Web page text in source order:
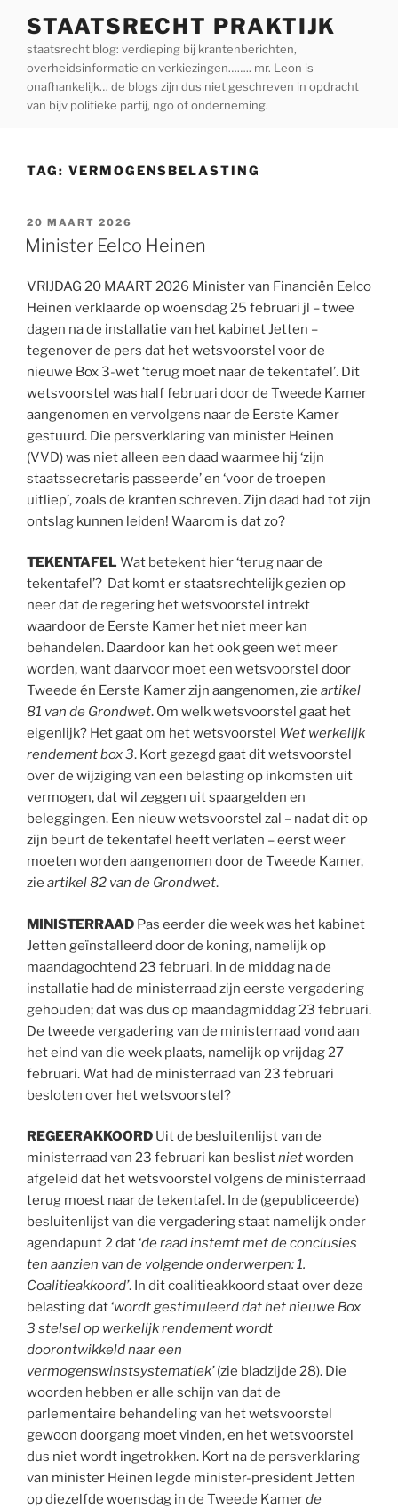
inhoud
STAATSRECHT PRAKTIJK
staatsrecht blog: verdieping bij krantenberichten,
overheidsinformatie en verkiezingen…….. mr. Leon is
onafhankelijk… de blogs zijn dus niet geschreven in opdracht
van bijv politieke partij, ngo of onderneming.
TAG: VERMOGENSBELASTING
GEPLAATST
OP
20 MAART 2026
Minister Eelco Heinen
VRIJDAG 20 MAART 2026 Minister van Financiën Eelco
Heinen verklaarde op woensdag 25 februari jl – twee
dagen na de installatie van het kabinet Jetten –
tegenover de pers dat het wetsvoorstel voor de
nieuwe Box 3-wet ‘terug moet naar de tekentafel’. Dit
wetsvoorstel was half februari door de Tweede Kamer
aangenomen en vervolgens naar de Eerste Kamer
gestuurd. Die persverklaring van minister Heinen
(VVD) was niet alleen een daad waarmee hij ‘zijn
staatssecretaris passeerde’ en ‘voor de troepen
uitliep’, zoals de kranten schreven. Zijn daad had tot zijn
ontslag kunnen leiden! Waarom is dat zo?
TEKENTAFEL Wat betekent hier ‘terug naar de
tekentafel’? Dat komt er staatsrechtelijk gezien op
neer dat de regering het wetsvoorstel intrekt
waardoor de Eerste Kamer het niet meer kan
behandelen. Daardoor kan het ook geen wet meer
worden, want daarvoor moet een wetsvoorstel door
Tweede én Eerste Kamer zijn aangenomen, zie artikel
81 van de Grondwet. Om welk wetsvoorstel gaat het
eigenlijk? Het gaat om het wetsvoorstel Wet werkelijk
rendement box 3. Kort gezegd gaat dit wetsvoorstel
over de wijziging van een belasting op inkomsten uit
vermogen, dat wil zeggen uit spaargelden en
beleggingen. Een nieuw wetsvoorstel zal – nadat dit op
zijn beurt de tekentafel heeft verlaten – eerst weer
moeten worden aangenomen door de Tweede Kamer,
zie artikel 82 van de Grondwet.
MINISTERRAAD Pas eerder die week was het kabinet
Jetten geïnstalleerd door de koning, namelijk op
maandagochtend 23 februari. In de middag na de
installatie had de ministerraad zijn eerste vergadering
gehouden; dat was dus op maandagmiddag 23 februari.
De tweede vergadering van de ministerraad vond aan
het eind van die week plaats, namelijk op vrijdag 27
februari. Wat had de ministerraad van 23 februari
besloten over het wetsvoorstel?
REGEERAKKOORD Uit de besluitenlijst van de
ministerraad van 23 februari kan beslistnietworden
afgeleid dat het wetsvoorstel volgens de ministerraad
terug moest naar de tekentafel. In de (gepubliceerde)
besluitenlijst van die vergadering staat namelijk onder
agendapunt 2 dat ‘de raad instemt met de conclusies
ten aanzien van de volgende onderwerpen: 1.
Coalitieakkoord’. In dit coalitieakkoord staat over deze
belasting dat ‘wordt gestimuleerd dat het nieuwe Box
3 stelsel op werkelijk rendement wordt
doorontwikkeld naar een
vermogenswinstsystematiek’(zie bladzijde 28). Die
woorden hebben er alle schijn van dat de
parlementaire behandeling van het wetsvoorstel
gewoon doorgang moet vinden, en het wetsvoorstel
dus niet wordt ingetrokken. Kort na de persverklaring
van minister Heinen legde minister-president Jetten
op diezelfde woensdag in de Tweede Kamerde